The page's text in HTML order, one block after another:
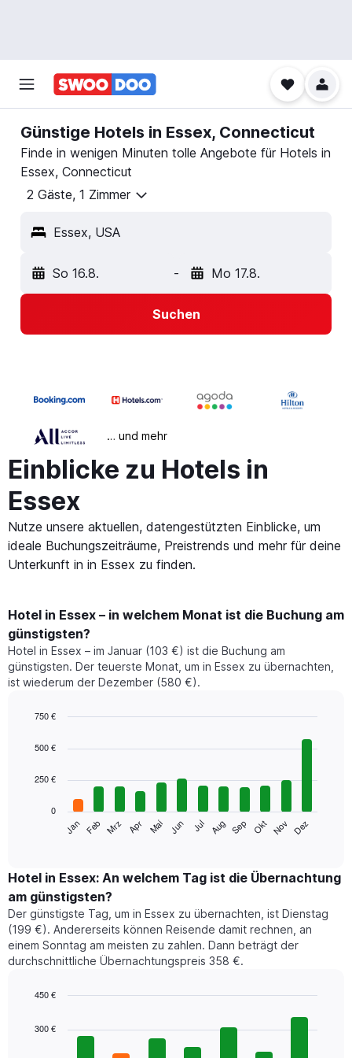
Günstige Hotels in Essex, Connecticut
Finde in wenigen Minuten tolle Angebote für Hotels in
Essex, Connecticut
2 Gäste, 1 Zimmer
Essex, USA
So 16.8. - Mo 17.8.
Suchen
… und mehr
Einblicke zu Hotels in
Essex
Nutze unsere aktuellen, datengestützten Einblicke, um
ideale Buchungszeiträume, Preistrends und mehr für deine
Unterkunft in in Essex zu finden.
Hotel in Essex – in welchem Monat ist die Buchung am
günstigsten?
Hotel in Essex – im Januar (103 €) ist die Buchung am
günstigsten. Der teuerste Monat, um in Essex zu übernachten,
ist wiederum der Dezember (580 €).
chart
bars.
folgende
den
durchschnittlichen
Zimmerpreis
im
jeweiligen
Monat
an.
Diagramm
graphic.
Jan Feb Mrz Apr Mai Jun Jul Aug Sep Okt Nov Dez
0
250 €
500 €
750 €
Hotel in Essex: An welchem Tag ist die Übernachtung
am günstigsten?
Der günstigste Tag, um in Essex zu übernachten, ist Dienstag
(199 €). Andererseits können Reisende damit rechnen, an
einem Sonntag am meisten zu zahlen. Dann beträgt der
durchschnittliche Übernachtungspreis 358 €.
chart
300 €
450 €